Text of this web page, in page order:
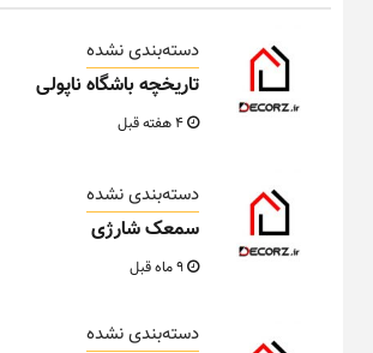
دسته‌بندی نشده
تاریخچه باشگاه ناپولی
دسته‌بندی نشده
سمعک شارژی
دسته‌بندی نشده